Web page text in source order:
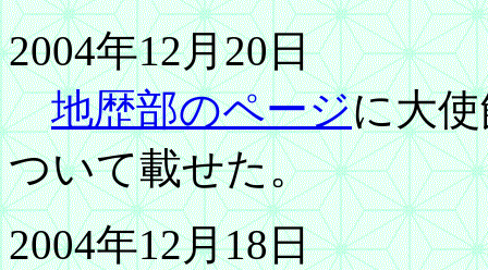
2004年12月20日
地歴部のページに大
ついて載せた。
2004年12月18日